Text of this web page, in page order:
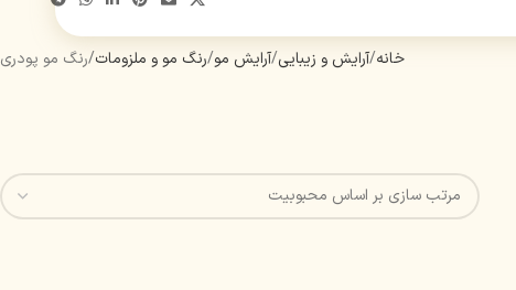
خانه آرایش و زیبایی آرایش مو رنگ مو و ملزومات رنگ مو پودری